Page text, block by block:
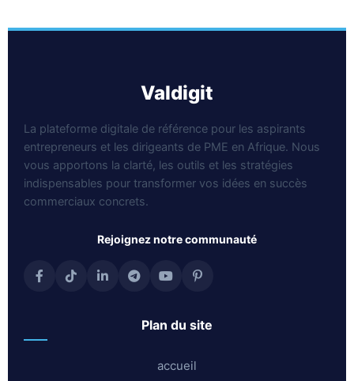
valdigit
La plateforme digitale de référence pour les aspirants
entrepreneurs et les dirigeants de PME en Afrique. Nous
vous apportons la clarté, les outils et les stratégies
indispensables pour transformer vos idées en succès
commerciaux concrets.
rejoignez notre communauté
plan du site
accueil